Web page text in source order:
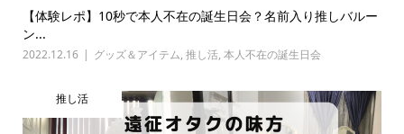
【体験レポ】10秒で本人不在の誕生日会？名前入り推しバルー
ン...
2022.12.16 グッズ＆アイテム, 推し活, 本人不在の誕生日会
推し活